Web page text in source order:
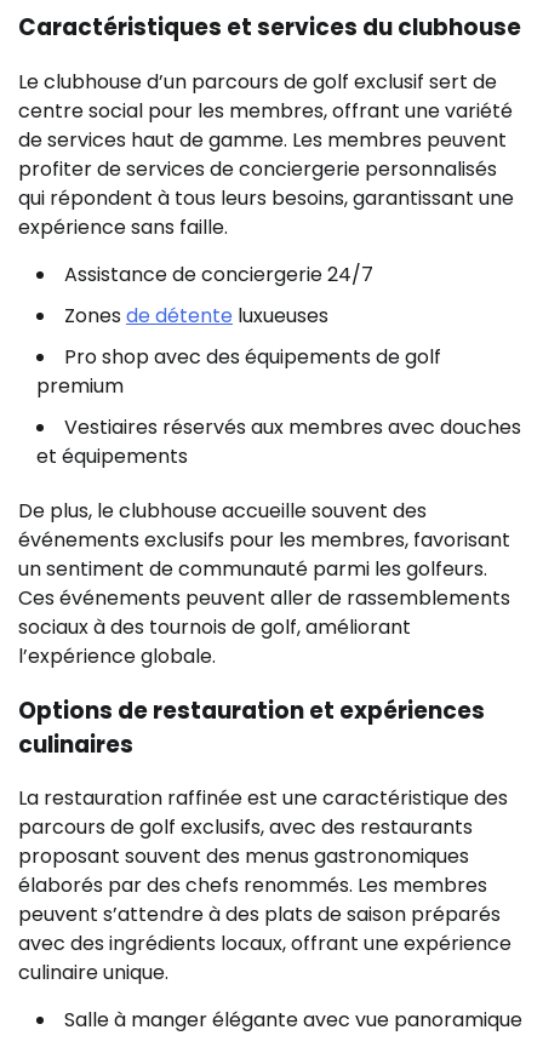
Caractéristiques et services du clubhouse
Le clubhouse d’un parcours de golf exclusif sert de
centre social pour les membres, offrant une variété
de services haut de gamme. Les membres peuvent
profiter de services de conciergerie personnalisés
qui répondent à tous leurs besoins, garantissant une
expérience sans faille.
Assistance de conciergerie 24/7
Zonesde détente luxueuses
Pro shop avec des équipements de golf
premium
Vestiaires réservés aux membres avec douches
et équipements
De plus, le clubhouse accueille souvent des
événements exclusifs pour les membres, favorisant
un sentiment de communauté parmi les golfeurs.
Ces événements peuvent aller de rassemblements
sociaux à des tournois de golf, améliorant
l’expérience globale.
Options de restauration et expériences
culinaires
La restauration raffinée est une caractéristique des
parcours de golf exclusifs, avec des restaurants
proposant souvent des menus gastronomiques
élaborés par des chefs renommés. Les membres
peuvent s’attendre à des plats de saison préparés
avec des ingrédients locaux, offrant une expérience
culinaire unique.
Salle à manger élégante avec vue panoramique